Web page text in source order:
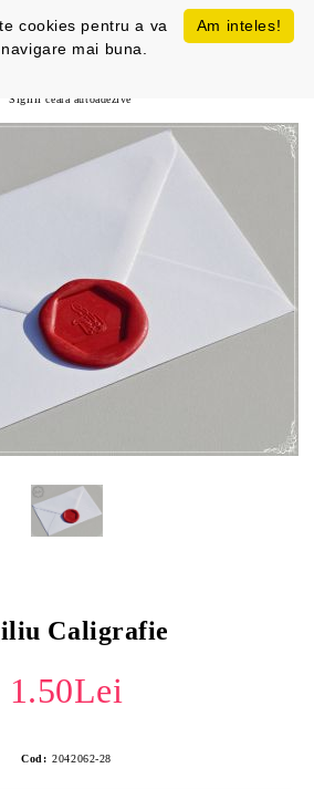
Sigilii ceara autoadezive
Caligrafie
1.50Lei
Cod: 2042062-28
Am inteles!
cookies pentru a va
mai buna.